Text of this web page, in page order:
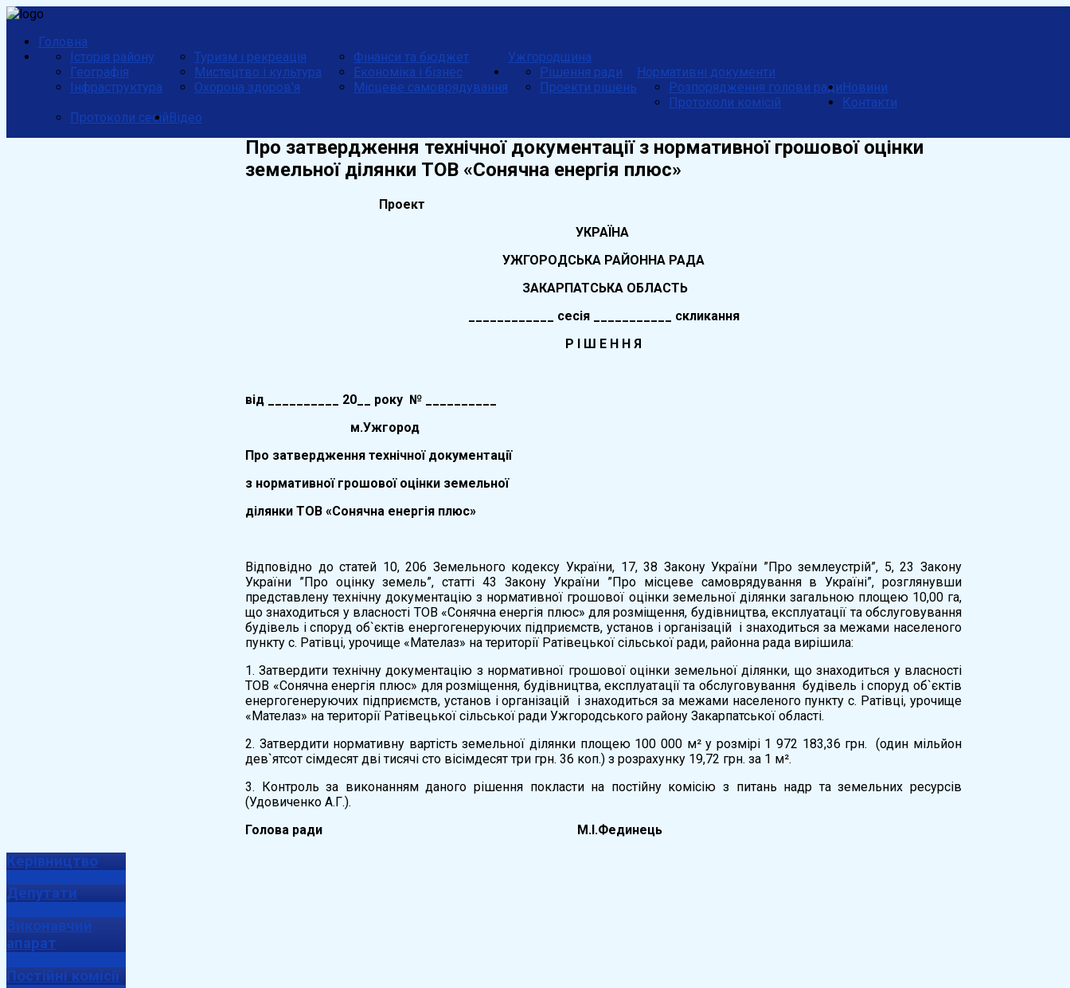
Головна
Ужгородщина
Історія району
Географія
Інфраструктура
Туризм і рекреація
Мистецтво і культура
Охорона здоров'я
Фінанси та бюджет
Економіка і бізнес
Місцеве самоврядування
Нормативні документи
Рішення ради
Проекти рішень
Розпорядження голови ради
Протоколи комісій
Протоколи сесій
Новини
Контакти
Відео
Про затвердження технічної документації з нормативної грошової оцінки
земельної ділянки ТОВ «Сонячна енергія плюс»
Проект
УКРАЇНА
УЖГОРОДСЬКА РАЙОННА РАДА
ЗАКАРПАТСЬКА ОБЛАСТЬ
____________ сесія ___________ скликання
Р І Ш Е Н Н Я
вiд __________ 20__ року № __________
м.Ужгород
Про затвердження технічної документації
з нормативної грошової оцінки земельної
ділянки ТОВ «Сонячна енергія плюс»
Відповідно до статей 10, 206 Земельного кодексу України, 17, 38 Закону України ”Про землеустрій”, 5, 23 Закону
України ”Про оцінку земель”, статті 43 Закону України ”Про місцеве самоврядування в Україні”, розглянувши
представлену технічну документацію з нормативної грошової оцінки земельної ділянки загальною площею 10,00 га,
що знаходиться у власності ТОВ «Сонячна енергія плюс» для розміщення, будівництва, експлуатації та обслуговування
будівель і споруд об`єктів енергогенеруючих підприємств, установ і організацій і знаходиться за межами населеного
пункту с. Ратівці, урочище «Мателаз» на території Ратівецької сільської ради, районна рада вирішила:
1. Затвердити технічну документацію з нормативної грошової оцінки земельної ділянки, що знаходиться у власності
ТОВ «Сонячна енергія плюс» для розміщення, будівництва, експлуатації та обслуговування будівель і споруд об`єктів
енергогенеруючих підприємств, установ і організацій і знаходиться за межами населеного пункту с. Ратівці, урочище
«Мателаз» на території Ратівецької сільської ради Ужгородського району Закарпатської області.
2. Затвердити нормативну вартість земельної ділянки площею 100 000 м² у розмірі 1 972 183,36 грн. (один мільйон
дев`ятсот сімдесят дві тисячі сто вісімдесят три грн. 36 коп.) з розрахунку 19,72 грн. за 1 м².
3. Контроль за виконанням даного рішення покласти на постійну комісію з питань надр та земельних ресурсів
(Удовиченко А.Г.).
Голова ради М.І.Фединець
Керівництво
Депутати
Виконавчий
апарат
Постійні комісії